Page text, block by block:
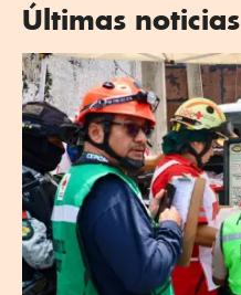
Últimas noticias